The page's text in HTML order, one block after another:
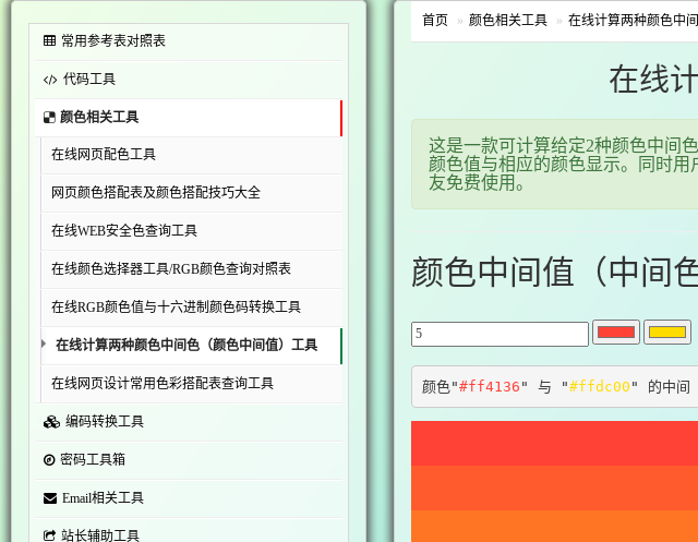
常用参考表对照表
代码工具
颜色相关工具
在线网页配色工具
网页颜色搭配表及颜色搭配技巧大全
在线WEB安全色查询工具
在线颜色选择器工具/RGB颜色查询对照表
在线RGB颜色值与十六进制颜色码转换工具
在线计算两种颜色中间色（颜色中间值）工具
在线网页设计常用色彩搭配表查询工具
编码转换工具
密码工具箱
Email相关工具
站长辅助工具
首页 颜色相关工具 在线计算两种颜色中
在线
这是一款可计算给定2种颜色中间
颜色值与相应的颜色显示。同时
友免费使用。
颜色中间值（中间
颜色"#ff4136 " 与 "#ffdc00 " 的中间